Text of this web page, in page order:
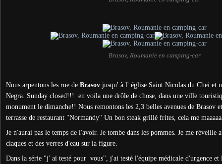
Brasov, Roumanie en camping-car
Nous arpentons les rue de Brasov jusqu' à l' église Saint Nicolas du Chei et
Negra. Sunday closed!!! en voila une drôle de chose, dans une ville
monument le dimanche!! Nous remontons les 2,3 belles avenues de Brasov
terrasse de restaurant "Normandy" Un bon steak grillé frites, cela me
Je n'aurai pas le temps de l'avoir. Je tombe dans les pommes. Je me réveille
claques et des verres d'eau sur la figure.
Dans la série "j' ai testé pour vous", j'ai testé l'équipe médicale d'urgence